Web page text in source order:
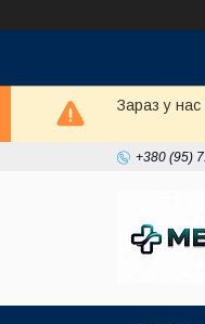
Зараз у
+380 (95)